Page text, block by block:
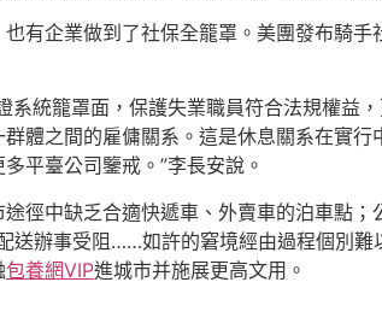
有企業做到了社保全籠罩。美團發布騎手
系統籠罩面，保護失業職員符合法規權益
體之間的雇傭關系。這是休息關系在實
平臺公司鑒戒。”李長安說。
徑中缺乏合適快遞車、外賣車的泊車點
送辦事受阻……如許的窘境經由過程個別難
包養網VIP進城市并施展更高文用。